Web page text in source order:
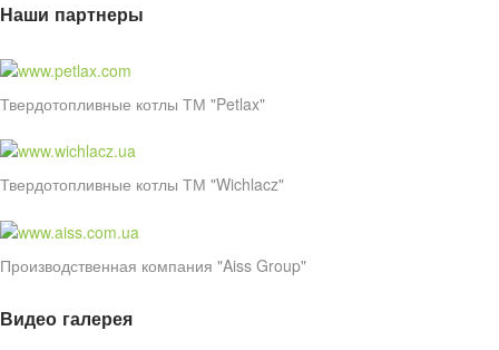
Наши партнеры
Твердотопливные котлы ТМ "Petlax"
Твердотопливные котлы ТМ "Wichlacz"
Производственная компания "Aiss Group"
Видео галерея